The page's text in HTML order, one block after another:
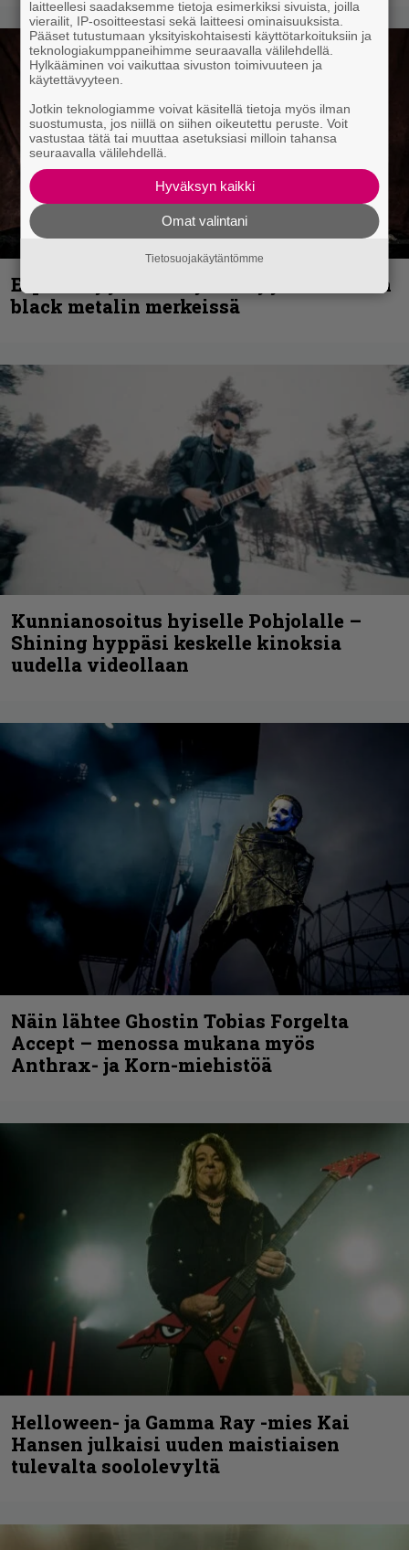
Espoon syyskuu käynnistyy kotimaisen
black metalin merkeissä
Kunnianosoitus hyiselle Pohjolalle –
Shining hyppäsi keskelle kinoksia
uudella videollaan
Näin lähtee Ghostin Tobias Forgelta
Accept – menossa mukana myös
Anthrax- ja Korn-miehistöä
Helloween- ja Gamma Ray -mies Kai
Hansen julkaisi uuden maistiaisen
tulevalta soololevyltä
laitteellesi saadaksemme tietoja esimerkiksi sivuista, joilla
vierailit, IP-osoitteestasi sekä laitteesi ominaisuuksista.
Pääset tutustumaan yksityiskohtaisesti käyttötarkoituksiin ja
teknologiakumppaneihimme seuraavalla välilehdellä.
Hylkääminen voi vaikuttaa sivuston toimivuuteen ja
käytettävyyteen.
Jotkin teknologiamme voivat käsitellä tietoja myös ilman
suostumusta, jos niillä on siihen oikeutettu peruste. Voit
vastustaa tätä tai muuttaa asetuksiasi milloin tahansa
seuraavalla välilehdellä.
Hyväksyn kaikki
Omat valintani
Tietosuojakäytäntömme